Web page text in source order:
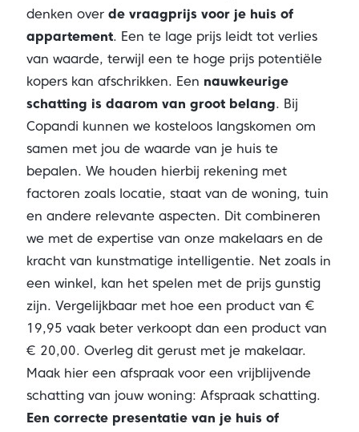
denken over de vraagprijs voor je huis of
appartement. Een te lage prijs leidt tot verlies
van waarde, terwijl een te hoge prijs potentiële
kopers kan afschrikken. Een nauwkeurige
schatting is daarom van groot belang. Bij
Copandi kunnen we kosteloos langskomen om
samen met jou de waarde van je huis te
bepalen. We houden hierbij rekening met
factoren zoals locatie, staat van de woning, tuin
en andere relevante aspecten. Dit combineren
we met de expertise van onze makelaars en de
kracht van kunstmatige intelligentie. Net zoals in
een winkel, kan het spelen met de prijs gunstig
zijn. Vergelijkbaar met hoe een product van €
19,95 vaak beter verkoopt dan een product van
€ 20,00. Overleg dit gerust met je makelaar.
Maak hier een afspraak voor een vrijblijvende
schatting van jouw woning: Afspraak schatting.
Een correcte presentatie van je huis of